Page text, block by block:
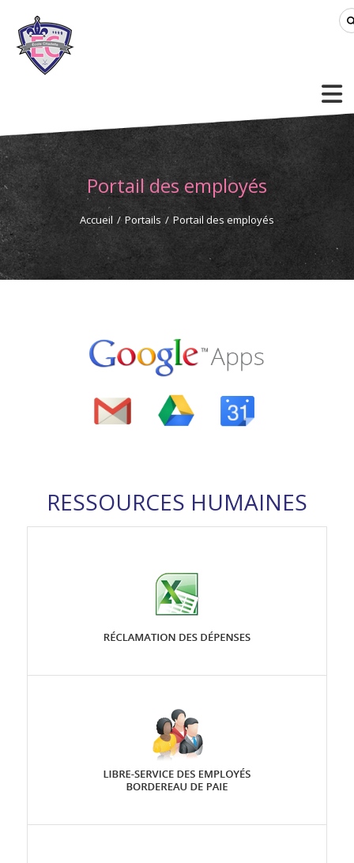
Portail des employés
Accueil / Portails / Portail des employés
RESSOURCES HUMAINES